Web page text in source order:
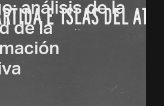
análisis de la
de la